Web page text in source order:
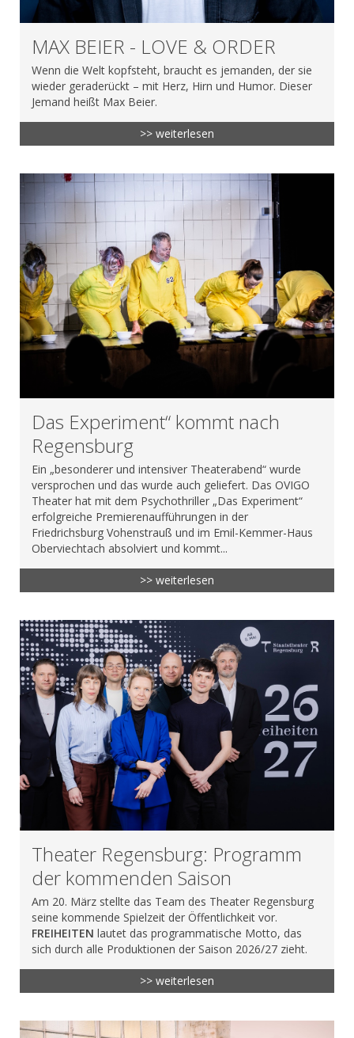
MAX BEIER - LOVE & ORDER
Wenn die Welt kopfsteht, braucht es jemanden, der sie
wieder geraderückt – mit Herz, Hirn und Humor. Dieser
Jemand heißt Max Beier.
>> weiterlesen
Das Experiment“ kommt nach
Regensburg
Ein „besonderer und intensiver Theaterabend“ wurde
versprochen und das wurde auch geliefert. Das OVIGO
Theater hat mit dem Psychothriller „Das Experiment“
erfolgreiche Premierenaufführungen in der
Friedrichsburg Vohenstrauß und im Emil-Kemmer-Haus
Oberviechtach absolviert und kommt...
>> weiterlesen
Theater Regensburg: Programm
der kommenden Saison
Am 20. März stellte das Team des Theater Regensburg
seine kommende Spielzeit der Öffentlichkeit vor.
FREIHEITEN lautet das programmatische Motto, das
sich durch alle Produktionen der Saison 2026/27 zieht.
>> weiterlesen